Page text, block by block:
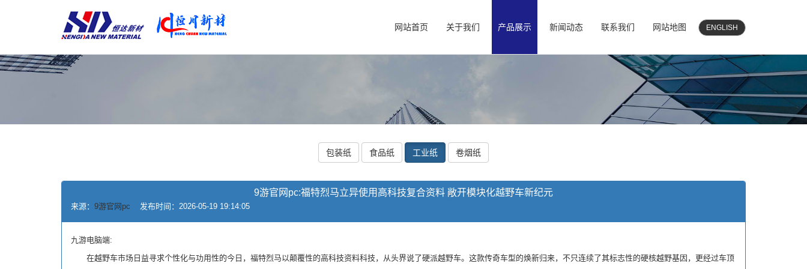
ENGLISH
网站首页 关于我们 产品展示 新闻动态 联系我们 网站地图
包装纸 食品纸 工业纸 卷烟纸
9游官网pc:福特烈马立异使用高科技复合资料 敞开模块化越野车新纪元
来源： 9游官网pc 发布时间：2026-05-19 19:14:05
九游电脑端:
在越野车市场日益寻求个性化与功用性的今日，福特烈马以颠覆性的高科技资料科技，从头界说了硬派越野车。这款传奇车型的焕新归来，不只连续了其标志性的硬核越野基因，更经过车顶